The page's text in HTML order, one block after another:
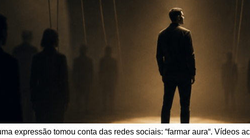
expressão tomou conta das redes sociais: “farmar aura“. Vídeos